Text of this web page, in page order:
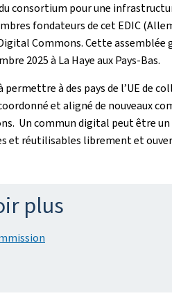
consortium pour une
fondateurs de cet EDIC
Commons. Cette
2025 à La Haye aux Pays-Bas.
permettre à des pays de l’UE
et aligné de nouveaux
Un commun digital peut être
et réutilisables librement et
plus